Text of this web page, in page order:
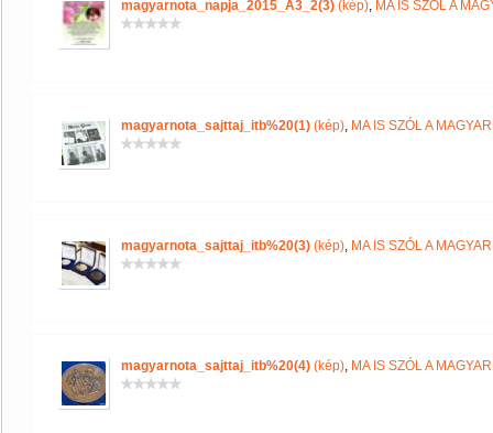
magyarnota_napja_2015_A3_2(3) (kép), MA IS SZÓL A
magyarnota_sajttaj_itb%20(1) (kép), MA IS SZÓL A
magyarnota_sajttaj_itb%20(3) (kép), MA IS SZÓL A
magyarnota_sajttaj_itb%20(4) (kép), MA IS SZÓL A